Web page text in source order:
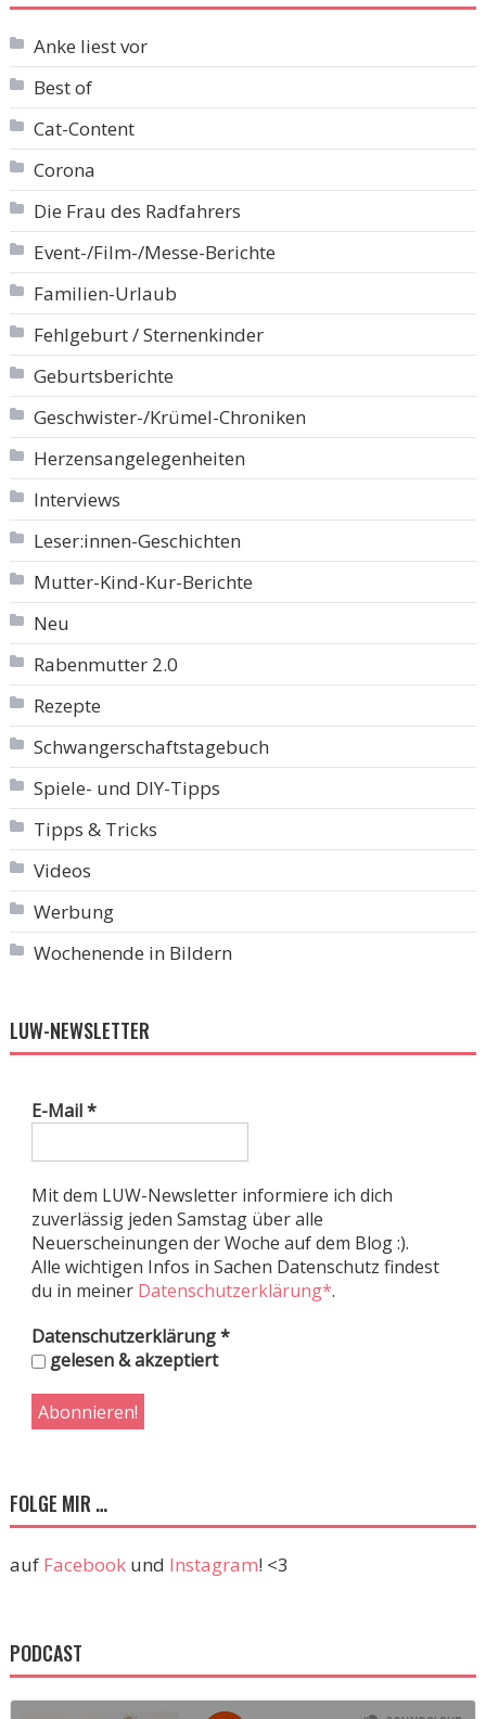
Anke liest vor
Best of
Cat-Content
Corona
Die Frau des Radfahrers
Event-/Film-/Messe-Berichte
Familien-Urlaub
Fehlgeburt / Sternenkinder
Geburtsberichte
Geschwister-/Krümel-Chroniken
Herzensangelegenheiten
Interviews
Leser:innen-Geschichten
Mutter-Kind-Kur-Berichte
Neu
Rabenmutter 2.0
Rezepte
Schwangerschaftstagebuch
Spiele- und DIY-Tipps
Tipps & Tricks
Videos
Werbung
Wochenende in Bildern
LUW-NEWSLETTER
E-Mail*
Mit dem LUW-Newsletter informiere ich dich
zuverlässig jeden Samstag über alle
Neuerscheinungen der Woche auf dem Blog :).
Alle wichtigen Infos in Sachen Datenschutz findest
du in meiner Datenschutzerklärung*.
Datenschutzerklärung*
gelesen & akzeptiert
FOLGE MIR …
auf Facebookund Instagram! <3
PODCAST